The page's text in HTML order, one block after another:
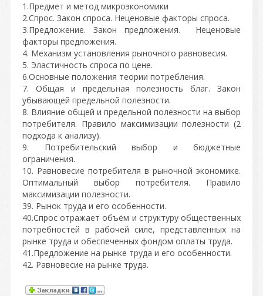
1.Предмет и метод микроэкономики
2.Спрос. Закон спроса. Неценовые факторы спроса.
3.Предложение. Закон предложения. Неценовые
факторы предложения.
4. Механизм установления рыночного равновесия.
5. Эластичность спроса по цене.
6.Основные положения теории потребления.
7. Общая и предельная полезность благ. Закон
убывающей предельной полезности.
8. Влияние общей и предельной полезности на выбор
потребителя. Правило максимизации полезности (2
подхода к анализу).
9. Потребительский выбор и бюджетные
ограничения.
10. Равновесие потребителя в рыночной экономике.
Оптимальный выбор потребителя. Правило
максимизации полезности.
39. Рынок труда и его особенности.
40.Спрос отражает объём и структуру общественных
потребностей в рабочей силе, представленных на
рынке труда и обеспеченных фондом оплаты труда.
41.Предложение на рынке труда и его особенности.
42. Равновесие на рынке труда.